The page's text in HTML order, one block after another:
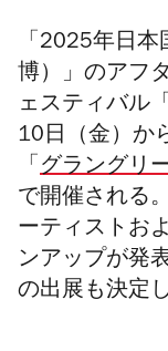
「 2025年日本
博）」のアフ
ェスティバル「
10 日（金）か
「 グラングリ
で開催される
ーティストお
ンアップが発
の出展も決定